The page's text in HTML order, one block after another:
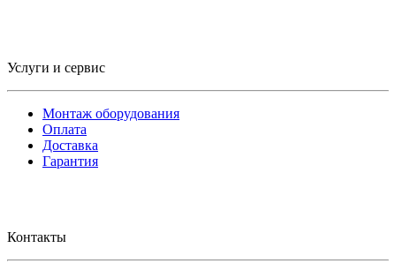
Услуги и сервис
Монтаж оборудования
Оплата
Доставка
Гарантия
Контакты